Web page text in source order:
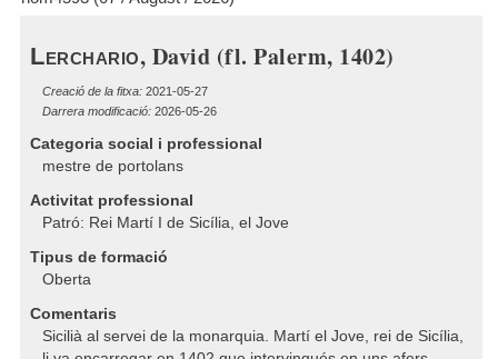
Lerchario, David (fl. Palerm, 1402)
Creació de la fitxa: 2021-05-27
Darrera modificació: 2026-05-26
Categoria social i professional
mestre de portolans
Activitat professional
Patró: Rei Martí I de Sicília, el Jove
Tipus de formació
Oberta
Comentaris
Sicilià al servei de la monarquia. Martí el Jove, rei de Sicília,